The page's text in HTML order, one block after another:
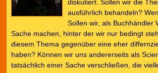
diskutiert. Sollen wir die
ausführlich behandeln?
Sollen wir, als Buchhändler
Sache machen, hinter der wir nur bedingt
diesem Thema gegenüber eine eher
haben? Können wir uns andererseits als
tatsächlich einer Sache verschließen, die